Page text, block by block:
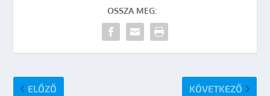
OSSZA MEG:
ELŐZŐ KÖVETKEZŐ